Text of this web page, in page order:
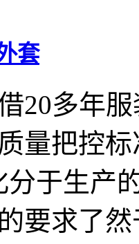
套
20多年
量把控
分于生产
要求了